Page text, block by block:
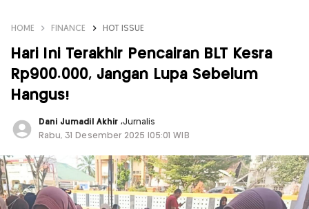
HOME FINANCE HOT ISSUE
Hari Ini Terakhir Pencairan BLT Kesra
Rp900.000, Jangan Lupa Sebelum
Hangus!
Dani Jumadil Akhir ,Jurnalis
Rabu, 31 Desember 2025 |05:01 WIB